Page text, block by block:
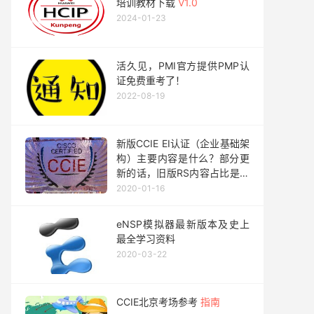
培训教材下载 V1.0
2024-01-23
活久见，PMI官方提供PMP认
证免费重考了！
2022-08-19
新版CCIE EI认证（企业基础架
构）主要内容是什么？部分更
新的话，旧版RS内容占比是多
少？
2020-01-16
eNSP模拟器最新版本及史上
最全学习资料
2020-03-22
CCIE北京考场参考 指南